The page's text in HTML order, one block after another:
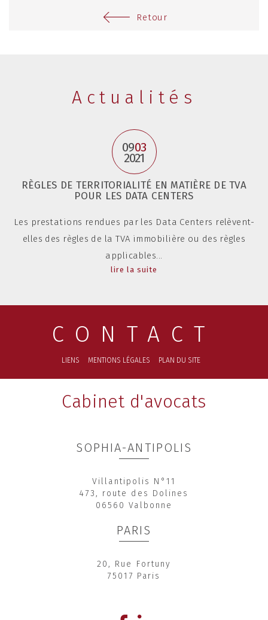
Retour
Actualités
0903
2021
RÈGLES DE TERRITORIALITÉ EN MATIÈRE DE TVA
POUR LES DATA CENTERS
Les prestations rendues par les Data Centers relèvent-
elles des règles de la TVA immobilière ou des règles
applicables...
lire la suite
CONTACT
LIENS MENTIONS LÉGALES PLAN DU SITE
Cabinet d'avocats
SOPHIA-ANTIPOLIS
Villantipolis N°11
473, route des Dolines
06560 Valbonne
PARIS
20, Rue Fortuny
75017 Paris